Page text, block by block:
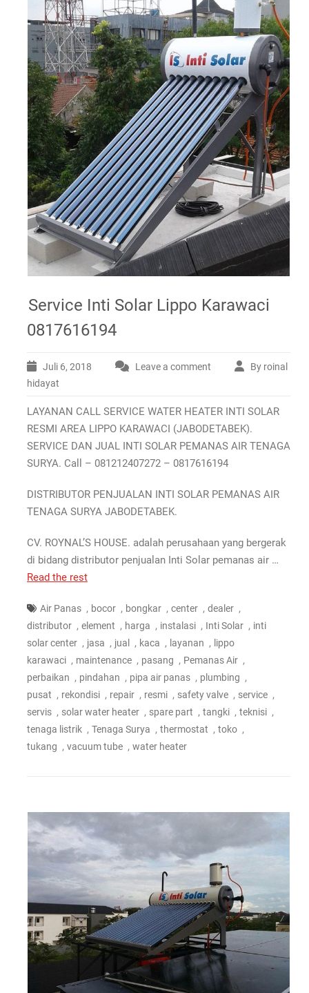
Service Inti Solar Lippo Karawaci
0817616194
Juli 6, 2018 Leave a comment
By roinal
hidayat
LAYANAN CALL SERVICE WATER HEATER INTI SOLAR
RESMI AREA LIPPO KARAWACI (JABODETABEK).
SERVICE DAN JUAL INTI SOLAR PEMANAS AIR TENAGA
SURYA. Call – 081212407272 – 0817616194
DISTRIBUTOR PENJUALAN INTI SOLAR PEMANAS AIR
TENAGA SURYA JABODETABEK.
CV. ROYNAL’S HOUSE. adalah perusahaan yang bergerak
di bidang distributor penjualan Inti Solar pemanas air …
Read the rest
Air Panas , bocor , bongkar , center , dealer ,
distributor , element , harga , instalasi , Inti Solar , inti
solar center , jasa , jual , kaca , layanan , lippo
karawaci , maintenance , pasang , Pemanas Air ,
perbaikan , pindahan , pipa air panas , plumbing ,
pusat , rekondisi , repair , resmi , safety valve , service ,
servis , solar water heater , spare part , tangki , teknisi ,
tenaga listrik , Tenaga Surya , thermostat , toko ,
tukang , vacuum tube , water heater